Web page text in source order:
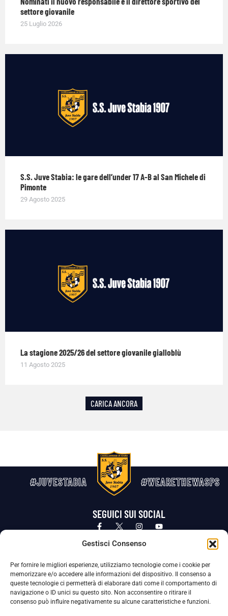
Gestisci Consenso
Per fornire le migliori esperienze, utilizziamo tecnologie come i cookie per
memorizzare e/o accedere alle informazioni del dispositivo. Il consenso a
queste tecnologie ci permetterà di elaborare dati come il comportamento di
navigazione o ID unici su questo sito. Non acconsentire o ritirare il
consenso può influire negativamente su alcune caratteristiche e funzioni.
settore giovanile
25 Luglio 2026
S.S. Juve Stabia: le gare dell’under 17 A-B al San Michele di
Pimonte
29 Agosto 2025
La stagione 2025/26 del settore giovanile gialloblù
11 Agosto 2025
CARICA ANCORA
#JUVESTABIA #WEARETHEWASPS
SEGUICI SUI SOCIAL
Privacy Policy Cookie Policy
La Società ha nominato il Responsabile della Protezione dei Dati Personali (DPO), figura specializzata che vigila sulle modalità
adottate dalla nostra Società per tutelare i Suoi dati personali.
Per contattare il DPO può scrivere a